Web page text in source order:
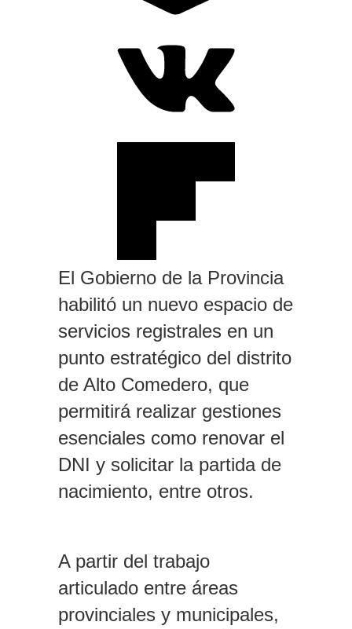
El Gobierno de la Provincia
habilitó un nuevo espacio de
servicios registrales en un
punto estratégico del distrito
de Alto Comedero, que
permitirá realizar gestiones
esenciales como renovar el
DNI y solicitar la partida de
nacimiento, entre otros.
A partir del trabajo
articulado entre áreas
provinciales y municipales,